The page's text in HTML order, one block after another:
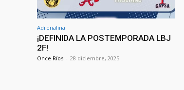
Adrenalina
¡DEFINIDA LA POSTEMPORADA LBJ
2F!
Once Ríos - 28 diciembre, 2025